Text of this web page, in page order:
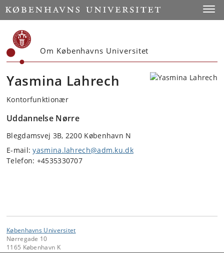
Start
Om Københavns Universitet
Yasmina Lahrech
Kontorfunktionær
Uddannelse Nørre
Blegdamsvej 3B, 2200 København N
E-mail:yasmina.lahrech@adm.ku.dk
Telefon: +4535330707
Københavns Universitet
Nørregade 10
1165 København K